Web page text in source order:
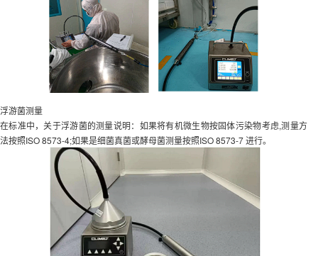
浮游菌测量
在标准中，关于浮游菌的测量说明：如果将有机微生物按固体污染物考虑,测量方
法按照ISO 8573-4;如果是细菌真菌或酵母菌测量按照ISO 8573-7 进行。